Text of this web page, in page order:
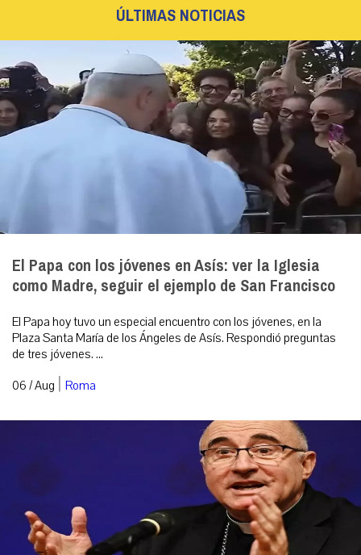
ÚLTIMAS NOTICIAS
El Papa con los jóvenes en Asís: ver la Iglesia
como Madre, seguir el ejemplo de San Francisco
El Papa hoy tuvo un especial encuentro con los jóvenes, en la
Plaza Santa María de los Ángeles de Asís. Respondió preguntas
de tres jóvenes. ...
06 / Aug | Roma